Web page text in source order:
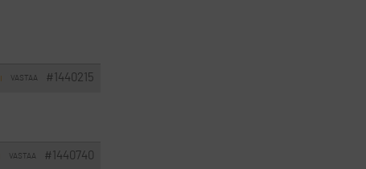
#1440215
VASTAA
#1440740
VASTAA